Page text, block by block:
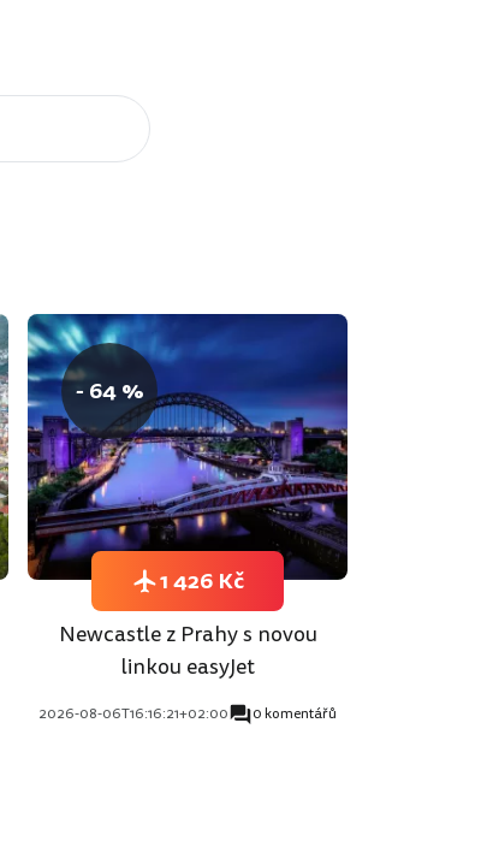
- 64 %
Newcastle z Prahy s novou
linkou easyJet
2026-08-06T16:16:21+02:00 0 komentářů
1 426 Kč